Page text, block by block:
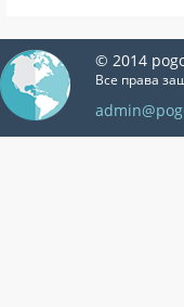
© 2014
Все права